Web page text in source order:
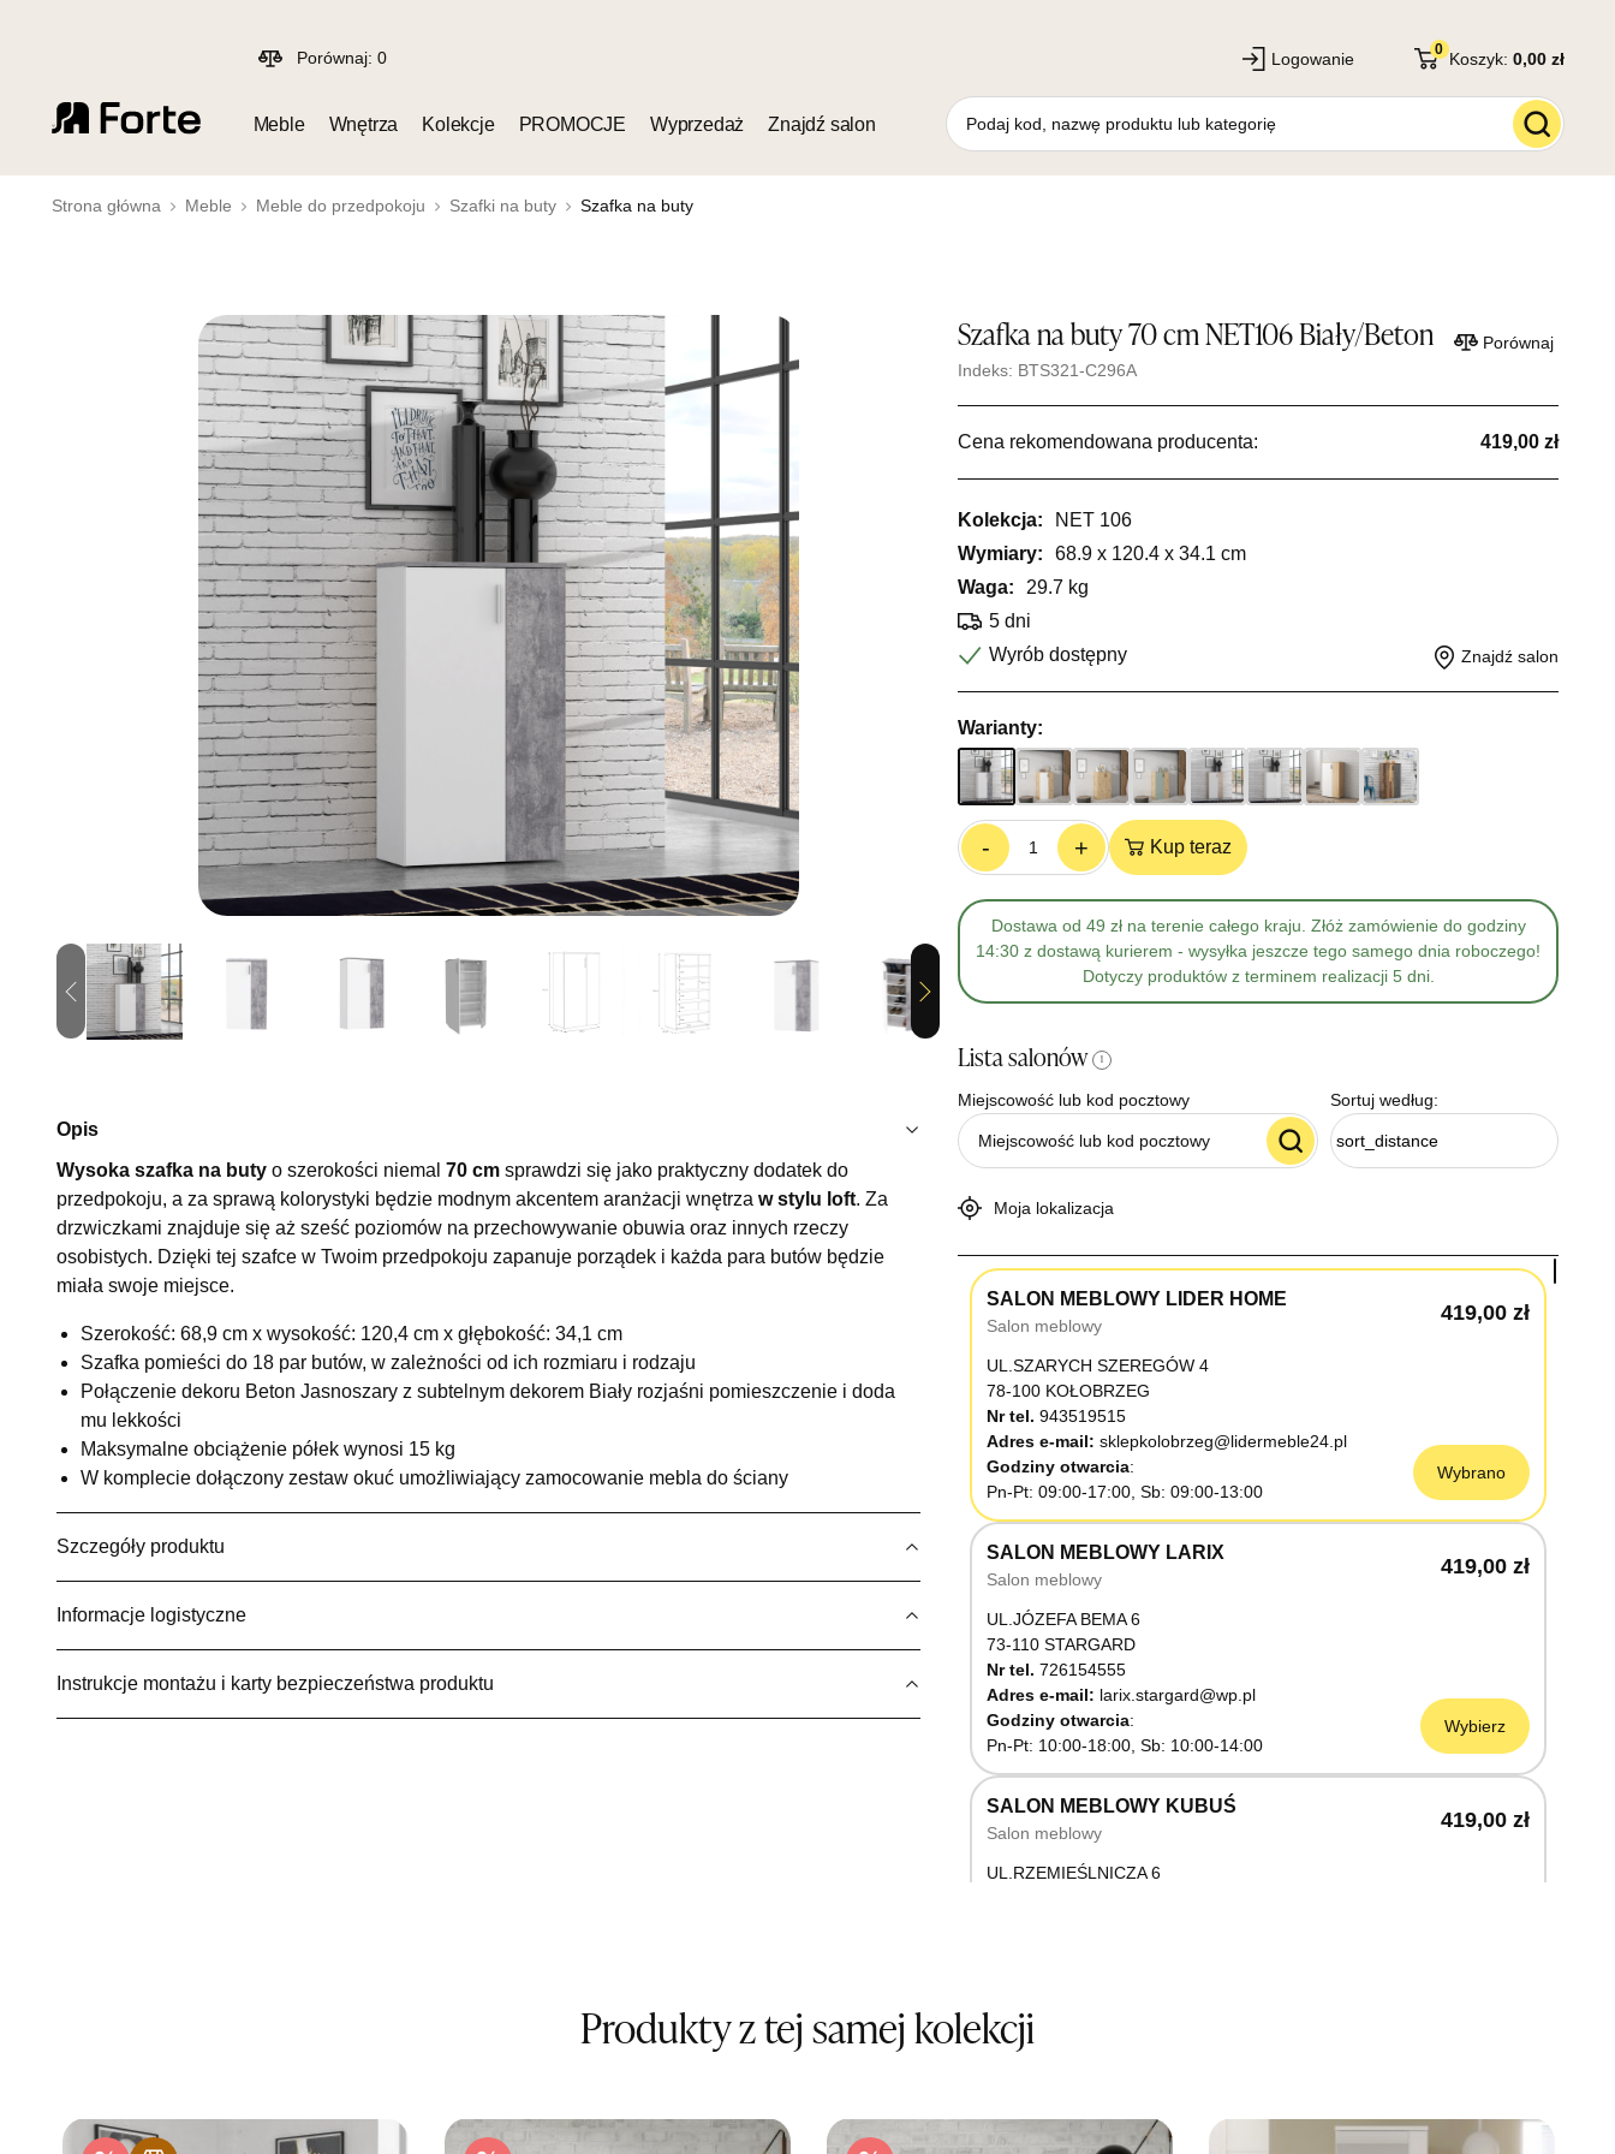
Porównaj: 0
Meble Wnętrza Kolekcje PROMOCJE Wyprzedaż Znajdź salon
Logowanie 0 Koszyk: 0,00 zł
Strona główna Meble Meble do przedpokoju Szafki na buty Szafka na buty
Previous Next
Opis
Wysoka szafka na buty o szerokości niemal 70 cm sprawdzi się jako praktyczny dodatek do
przedpokoju, a za sprawą kolorystyki będzie modnym akcentem aranżacji wnętrza w stylu loft. Za
drzwiczkami znajduje się aż sześć poziomów na przechowywanie obuwia oraz innych rzeczy
osobistych. Dzięki tej szafce w Twoim przedpokoju zapanuje porządek i każda para butów będzie
miała swoje miejsce.
Szerokość: 68,9 cm x wysokość: 120,4 cm x głębokość: 34,1 cm
Szafka pomieści do 18 par butów, w zależności od ich rozmiaru i rodzaju
Połączenie dekoru Beton Jasnoszary z subtelnym dekorem Biały rozjaśni pomieszczenie i doda
mu lekkości
Maksymalne obciążenie półek wynosi 15 kg
W komplecie dołączony zestaw okuć umożliwiający zamocowanie mebla do ściany
Szczegóły produktu
Informacje logistyczne
Instrukcje montażu i karty bezpieczeństwa produktu
Szafka na buty 70 cm NET106 Biały/Beton
Indeks: BTS321-C296A
Porównaj
Cena rekomendowana producenta: 419,00 zł
Kolekcja:
NET 106
Wymiary:
68.9 x 120.4 x 34.1 cm
Waga:
29.7 kg
5 dni
Wyrób dostępny
Znajdź salon
Warianty:
- + Kup teraz
Dostawa od 49 zł na terenie całego kraju. Złóż zamówienie do godziny
14:30 z dostawą kurierem - wysyłka jeszcze tego samego dnia roboczego!
Dotyczy produktów z terminem realizacji 5 dni.
Lista salonów i
Miejscowość lub kod pocztowy
Moja lokalizacja
Sortuj według:
sort_distance
SALON MEBLOWY LIDER HOME
Salon meblowy
UL.SZARYCH SZEREGÓW 4
78-100 KOŁOBRZEG
Nr tel. 943519515
Adres e-mail: sklepkolobrzeg@lidermeble24.pl
Godziny otwarcia
Pn-Pt: 09:00-17:00, Sb: 09:00-13:00
419,00 zł
Wybrano
SALON MEBLOWY LARIX
Salon meblowy
UL.JÓZEFA BEMA 6
73-110 STARGARD
Nr tel. 726154555
Adres e-mail: larix.stargard@wp.pl
Godziny otwarcia
Pn-Pt: 10:00-18:00, Sb: 10:00-14:00
419,00 zł
Wybierz
SALON MEBLOWY KUBUŚ
Salon meblowy
UL.RZEMIEŚLNICZA 6
419,00 zł
SALON MEBLOWY M JAK MEBLE
Produkty z tej samej kolekcji